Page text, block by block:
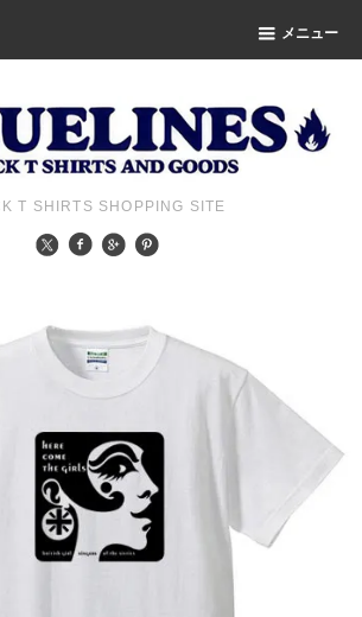
メニュー
T SHIRTS SHOPPING SITE